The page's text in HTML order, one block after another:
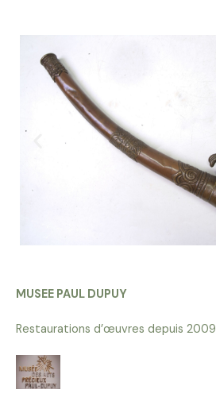
MUSEE PAUL DUPUY
Restaurations d’œuvres depuis 2009